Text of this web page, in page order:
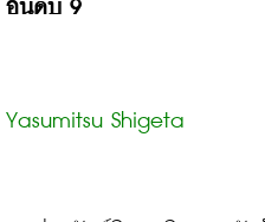
อันดับ 9
Yasumitsu Shigeta